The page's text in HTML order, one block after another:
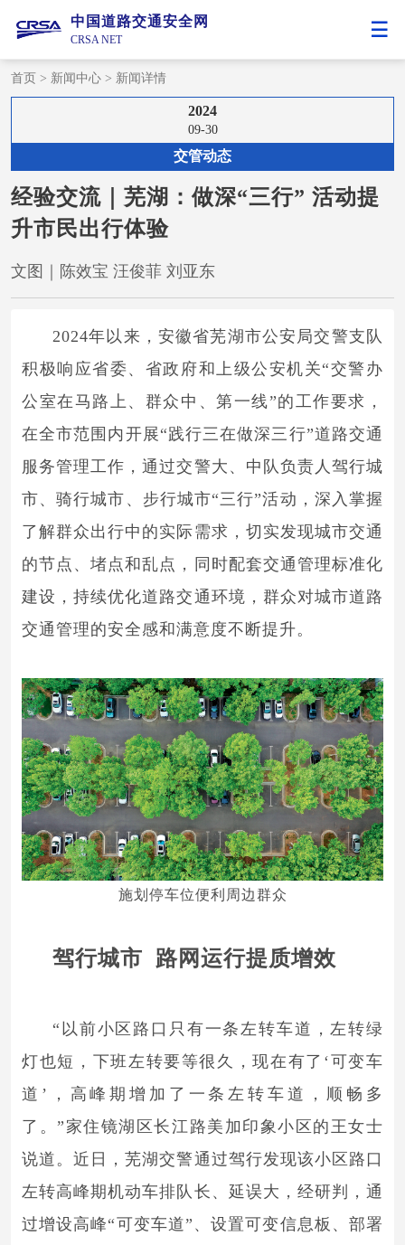
中国道路交通安全网
CRSA NET
首页 > 新闻中心 > 新闻详情
2024
09-30
交管动态
经验交流｜芜湖：做深“三行” 活动提
升市民出行体验
文图｜陈效宝 汪俊菲 刘亚东
2024年以来，安徽省芜湖市公安局交警支队
积极响应省委、省政府和上级公安机关“交警办
公室在马路上、群众中、第一线”的工作要求，
在全市范围内开展“践行三在做深三行”道路交通
服务管理工作，通过交警大、中队负责人驾行城
市、骑行城市、步行城市“三行”活动，深入掌握
了解群众出行中的实际需求，切实发现城市交通
的节点、堵点和乱点，同时配套交通管理标准化
建设，持续优化道路交通环境，群众对城市道路
交通管理的安全感和满意度不断提升。
施划停车位便利周边群众
驾行城市 路网运行提质增效
“以前小区路口只有一条左转车道，左转绿
灯也短，下班左转要等很久，现在有了‘可变车
道’，高峰期增加了一条左转车道，顺畅多
了。”家住镜湖区长江路美加印象小区的王女士
说道。近日，芜湖交警通过驾行发现该小区路口
左转高峰期机动车排队长、延误大，经研判，通
过增设高峰“可变车道”、设置可变信息板、部署